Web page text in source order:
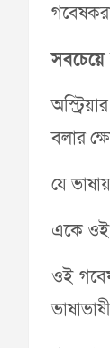
সবচেয়ে
বলার
যে
একে ওই
ওই